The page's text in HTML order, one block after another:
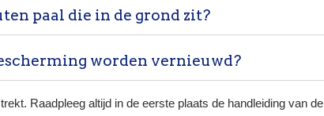
paal die in de grond zit?
worden vernieuwd?
Raadpleeg altijd in de eerste plaats de handleiding van